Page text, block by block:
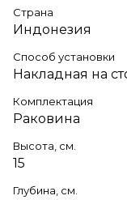
Страна
Индонезия
Способ установки
Накладная на
Комплектация
Раковина
Высота, см.
15
Глубина, см.